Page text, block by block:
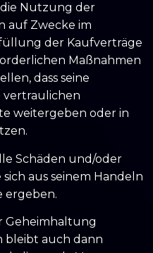
Nutzung der
auf Zwecke im
der Kaufverträge
Maßnahmen
dass seine
vertraulichen
weitergeben oder in
Schäden und/oder
aus seinem Handeln
ergeben.
Geheimhaltung
bleibt auch dann